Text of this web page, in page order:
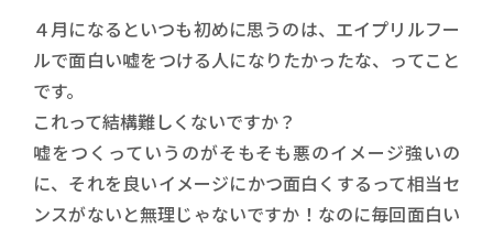
４月になるといつも初めに思うのは、エイプリルフー
ルで面白い嘘をつける人になりたかったな、ってこと
です。
これって結構難しくないですか？
嘘をつくっていうのがそもそも悪のイメージ強いの
に、それを良いイメージにかつ面白くするって相当セ
ンスがないと無理じゃないですか！なのに毎回面白い